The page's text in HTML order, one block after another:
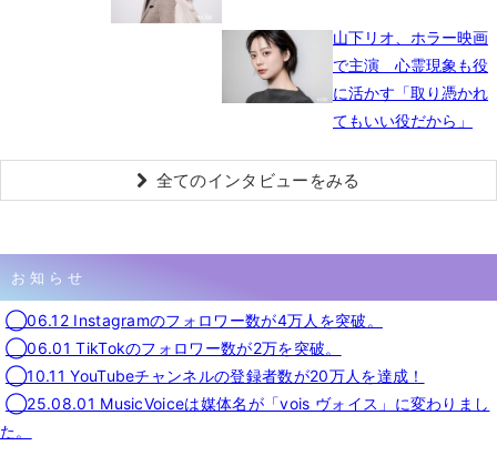
山下リオ、ホラー映画
で主演 心霊現象も役
に活かす「取り憑かれ
てもいい役だから」
全てのインタビューをみる
お知らせ
◯06.12 Instagramのフォロワー数が4万人を突破。
◯06.01 TikTokのフォロワー数が2万を突破。
◯10.11 YouTubeチャンネルの登録者数が20万人を達成！
◯25.08.01 MusicVoiceは媒体名が「vois ヴォイス」に変わりまし
た。